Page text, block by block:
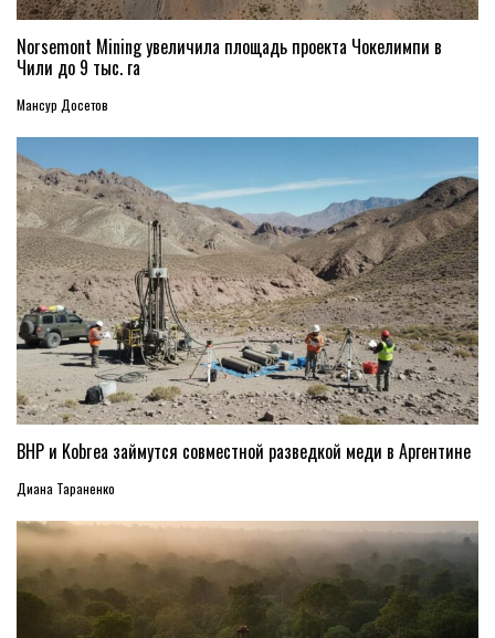
Norsemont Mining увеличила площадь проекта Чокелимпи в
Чили до 9 тыс. га
Мансур Досетов
BHP и Kobrea займутся совместной разведкой меди в Аргентине
Диана Тараненко